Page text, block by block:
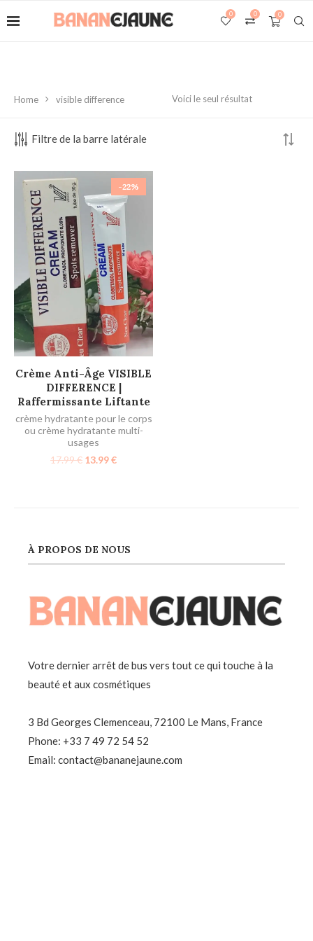
0
0
0
Home visible difference Voici le seul résultat
Filtre de la barre latérale
-22%
AJOUTER AU PANIER
Crème Anti-Âge VISIBLE
DIFFERENCE |
Raffermissante Liftante
crème hydratante pour le corps
ou crème hydratante multi-
usages
17.99€ 13.99€
À PROPOS DE NOUS
Votre dernier arrêt de bus vers tout ce qui touche à la
beauté et aux cosmétiques
3 Bd Georges Clemenceau, 72100 Le Mans, France
Phone: +33 7 49 72 54 52
Email: contact@bananejaune.com